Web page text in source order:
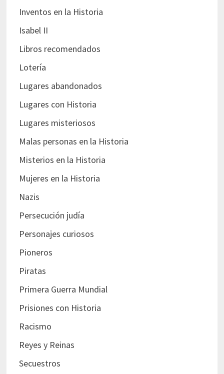
Inventos en la Historia
Isabel II
Libros recomendados
Lotería
Lugares abandonados
Lugares con Historia
Lugares misteriosos
Malas personas en la Historia
Misterios en la Historia
Mujeres en la Historia
Nazis
Persecución judía
Personajes curiosos
Pioneros
Piratas
Primera Guerra Mundial
Prisiones con Historia
Racismo
Reyes y Reinas
Secuestros